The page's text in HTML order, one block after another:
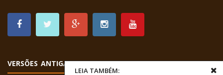
LEIA TAMBÉM:
VERSÕES ANTIGAS